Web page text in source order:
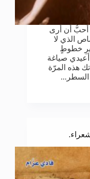
أحبُّ أن أرى
الذي لا
خطوطٍ
أعيدي صياغة
هذه المرّة
السطر...